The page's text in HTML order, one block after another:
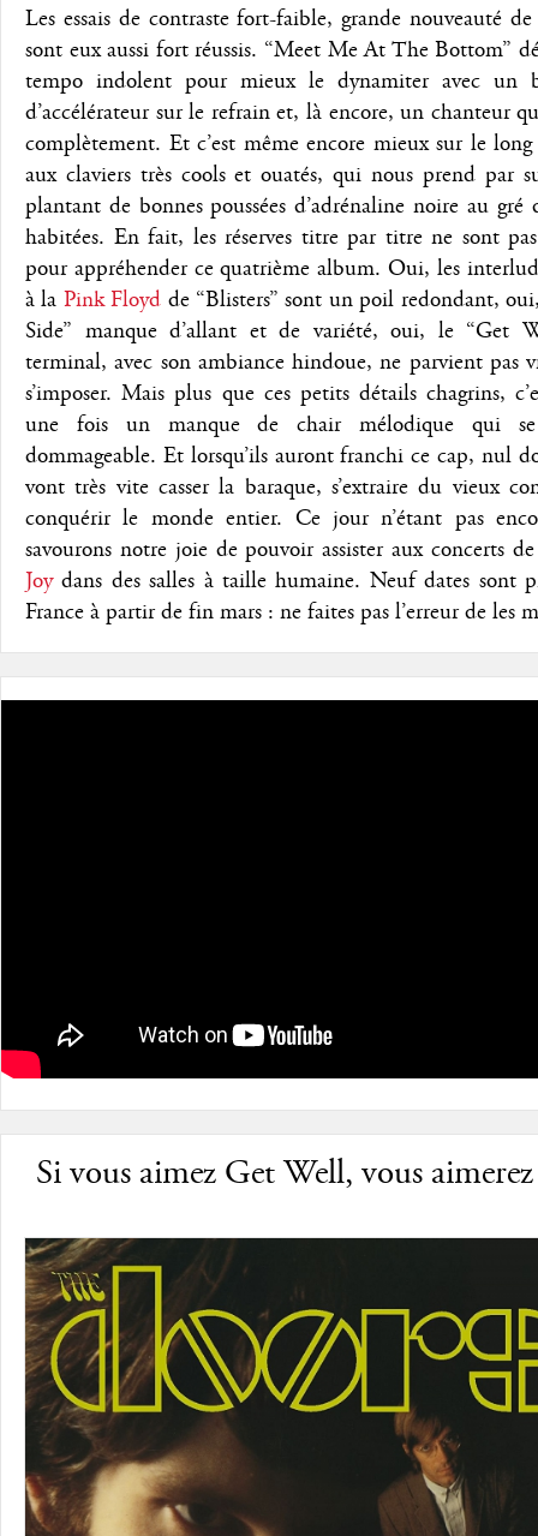
Les essais de contraste fort-faible, grande nouveauté
sont eux aussi fort réussis. “Meet Me At The Bottom”
tempo indolent pour mieux le dynamiter avec un
d’accélérateur sur le refrain et, là encore, un chanteur
complètement. Et c’est même encore mieux sur le
aux claviers très cools et ouatés, qui nous prend par
plantant de bonnes poussées d’adrénaline noire au gré
habitées. En fait, les réserves titre par titre ne sont pas
pour appréhender ce quatrième album. Oui, les
à la Pink Floyd de “Blisters” sont un poil redondant,
Side” manque d’allant et de variété, oui, le “Get
terminal, avec son ambiance hindoue, ne parvient pas
s’imposer. Mais plus que ces petits détails chagrins,
une fois un manque de chair mélodique qui
dommageable. Et lorsqu’ils auront franchi ce cap, nul
vont très vite casser la baraque, s’extraire du vieux
conquérir le monde entier. Ce jour n’étant pas
savourons notre joie de pouvoir assister aux concerts
Joydans des salles à taille humaine. Neuf dates sont
France à partir de fin mars : ne faites pas l’erreur de les
Si vous aimez Get Well, vous